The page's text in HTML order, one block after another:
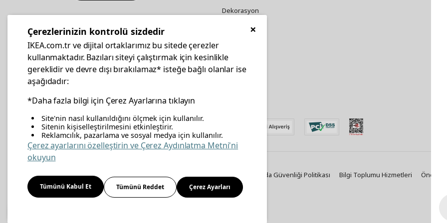
İş yeri mobilya ve aksesuar
alışverişleriniz IKEA Kurumsal Kart
ile daha hesaplı.
Dekorasyon
Züccaciye
facebooktwitterinstagrampinterestyoutubelinkedin
Enerji Politikası Bilgi Güvenliği Politikası Kalite Politikası Gıda Güvenliği Politikası Bilgi Toplumu Hizmetleri Önemli
Kişisel Verilerin Korunması
Çerez Politikası
×
Çerezlerinizin kontrolü sizdedir
IKEA.com.tr ve dijital ortaklarımız bu sitede çerezler
kullanmaktadır. Bazıları siteyi çalıştırmak için kesinlikle
gereklidir ve devre dışı bırakılamaz* isteğe bağlı olanlar ise
aşağıdadır:
*Daha fazla bilgi için Çerez Ayarlarına tıklayın
Site'nin nasıl kullanıldığını ölçmek için kullanılır.
Sitenin kişiselleştirilmesini etkinleştirir.
Reklamcılık, pazarlama ve sosyal medya için kullanılır.
Çerez ayarlarını özelleştirin ve Çerez Aydınlatma Metni'ni
okuyun
Tümünü Kabul Et Tümünü Reddet Çerez Ayarları